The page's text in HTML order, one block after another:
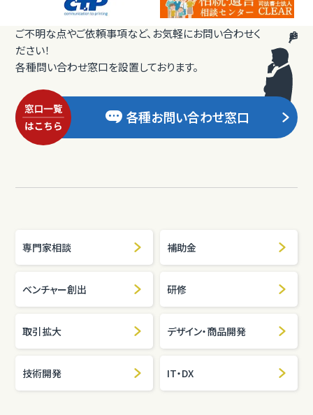
ご不明な点やご依頼事項など、お気軽にお問い合わせく
ださい！
各種問い合わせ窓口を設置しております。
各種お問い合わせ窓口
専門家相談 補助金
ベンチャー創出 研修
取引拡大 デザイン・商品開発
技術開発 IT・DX